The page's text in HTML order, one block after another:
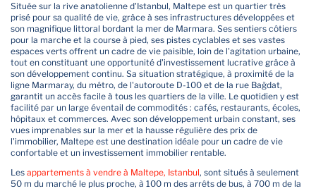
Située sur la rive anatolienne d'Istanbul, Maltepe est un quartier très
prisé pour sa qualité de vie, grâce à ses infrastructures développées et
son magnifique littoral bordant la mer de Marmara. Ses sentiers côtiers
pour la marche et la course à pied, ses pistes cyclables et ses vastes
espaces verts offrent un cadre de vie paisible, loin de l'agitation urbaine,
tout en constituant une opportunité d'investissement lucrative grâce à
son développement continu. Sa situation stratégique, à proximité de la
ligne Marmaray, du métro, de l'autoroute D-100 et de la rue Bağdat,
garantit un accès facile à tous les quartiers de la ville. Le quotidien y est
facilité par un large éventail de commodités : cafés, restaurants, écoles,
hôpitaux et commerces. Avec son développement urbain constant, ses
vues imprenables sur la mer et la hausse régulière des prix de
l'immobilier, Maltepe est une destination idéale pour un cadre de vie
confortable et un investissement immobilier rentable.
Les appartements à vendre à Maltepe, Istanbul, sont situés à seulement
50 m du marché le plus proche, à 100 m des arrêts de bus, à 700 m de la